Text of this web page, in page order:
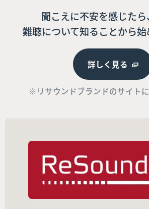
聞こえに不安を感じた
難聴について知ることから始
詳しく見る
※リサウンドブランドのサイトに